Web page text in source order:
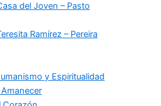
del Joven – Pasto
Ramírez – Pereira
y Espiritualidad